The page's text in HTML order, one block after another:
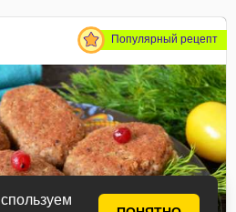
Популярный рецепт